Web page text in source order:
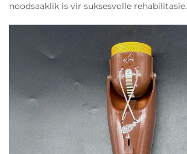
noodsaaklik is vir suksesvolle rehabilitasie.